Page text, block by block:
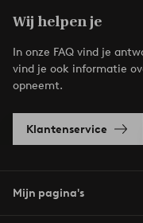
Wij helpen je
In onze FAQ vind je
vind je ook informatie
opneemt.
Klantenservice
Mijn pagina's